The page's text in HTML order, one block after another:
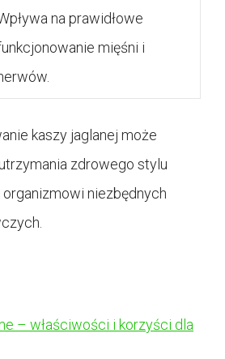
na prawidłowe
mięśni i
kaszy jaglanej może
zdrowego stylu
niezbędnych
– właściwości i korzyści dla